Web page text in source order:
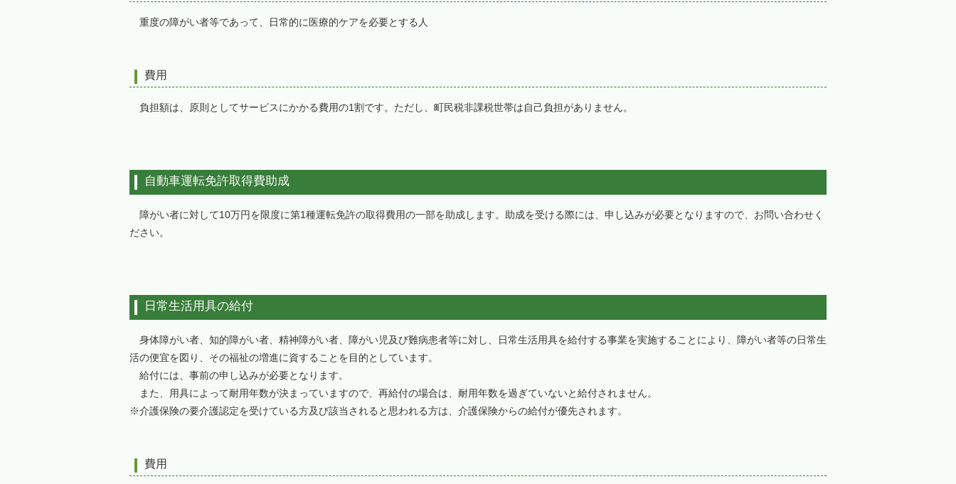
重度の障がい者等であって、日常的に医療的ケアを必要とする人
費用
負担額は、原則としてサービスにかかる費用の1割です。ただし、町民税非課税世帯は自己負担がありません。
自動車運転免許取得費助成
障がい者に対して10万円を限度に第1種運転免許の取得費用の一部を助成します。助成を受ける際には、申し込みが必要となりますので、お問い合わせく
ださい。
日常生活用具の給付
身体障がい者、知的障がい者、精神障がい者、障がい児及び難病患者等に対し、日常生活用具を給付する事業を実施することにより、障がい者等の日常生
活の便宜を図り、その福祉の増進に資することを目的としています。
給付には、事前の申し込みが必要となります。
また、用具によって耐用年数が決まっていますので、再給付の場合は、耐用年数を過ぎていないと給付されません。
※介護保険の要介護認定を受けている方及び該当されると思われる方は、介護保険からの給付が優先されます。
費用